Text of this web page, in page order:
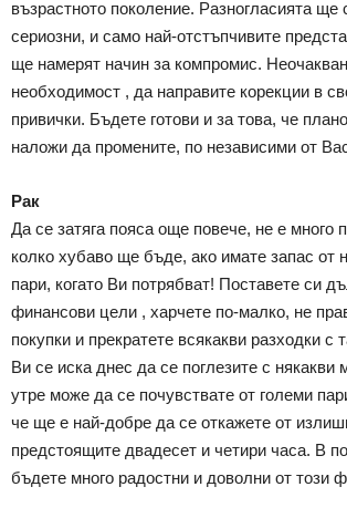
възрастното поколение. Разногласията ще
сериозни, и само най-отстъпчивите
ще намерят начин за компромис.
необходимост , да направите корекции в
привички. Бъдете готови и за това, че
наложи да промените, по независими от
Рак
Да се затяга пояса още повече, не е много
колко хубаво ще бъде, ако имате запас от
пари, когато Ви потрябват! Поставете си
финансови цели , харчете по-малко, не
покупки и прекратете всякакви разходки с
Ви се иска днес да се поглезите с някакви
утре може да се почувствате от големи
че ще е най-добре да се откажете от
предстоящите двадесет и четири часа. В
бъдете много радостни и доволни от този